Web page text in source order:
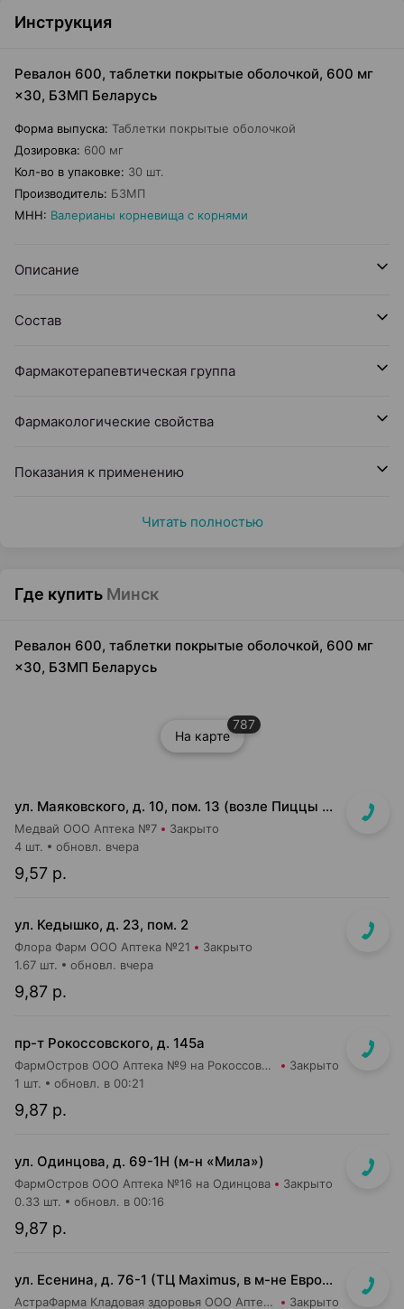
Инструкция
Ревалон 600, таблетки покрытые оболочкой, 600 мг
×30, БЗМП Беларусь
Форма выпуска: Таблетки покрытые оболочкой
Дозировка: 600 мг
Кол-во в упаковке: 30 шт.
Производитель: БЗМП
МНН: Валерианы корневища с корнями
Описание
Состав
Фармакотерапевтическая группа
Фармакологические свойства
Показания к применению
Читать полностью
Где купить Минск
Ревалон 600, таблетки покрытые оболочкой, 600 мг
×30, БЗМП Беларусь
На карте
787
ул. Маяковского, д. 10, пом. 13 (возле Пиццы Мании)
Медвай ООО Аптека №7 Закрыто
9,57 р.
4 шт. обновл. вчера
ул. Кедышко, д. 23, пом. 2
Флора Фарм ООО Аптека №21 Закрыто
9,87 р.
1.67 шт. обновл. вчера
пр-т Рокоссовского, д. 145а
ФармОстров ООО Аптека №9 на Рокоссовского Закрыто
9,87 р.
1 шт. обновл. в 00:21
ул. Одинцова, д. 69-1Н (м-н «Мила»)
ФармОстров ООО Аптека №16 на Одинцова Закрыто
9,87 р.
0.33 шт. обновл. в 00:16
ул. Есенина, д. 76-1 (ТЦ Maximus, в м-не Евроопт Super)
АстраФарма Кладовая здоровья ООО Аптека №9 Закрыто